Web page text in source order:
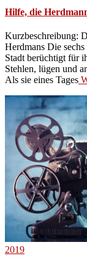
Hilfe, die
Kurzbeschreibung:
Herdmans Die
Stadt berüchtigt für
Stehlen, lügen und
Als sie eines Tages
2019